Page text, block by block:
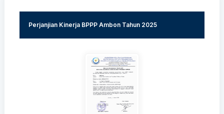
Perjanjian Kinerja BPPP Ambon Tahun 2025